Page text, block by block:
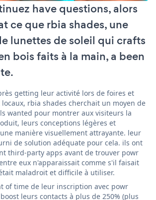
have questions, alors
ce que rbia shades, une
lunettes de soleil qui crafts
bois faits à la main, a been
getting leur activité lors de foires et
rbia shades cherchait un moyen de
wanted pour montrer aux visiteurs la
leurs conceptions légères et
manière visuellement attrayante. leur
de solution adéquate pour cela. ils ont
third-party apps avant de trouver powr
eux n'apparaissait comme s'il faisait
maladroit et difficile à utiliser.
of time de leur inscription avec powr
leurs contacts à plus de 250% (plus